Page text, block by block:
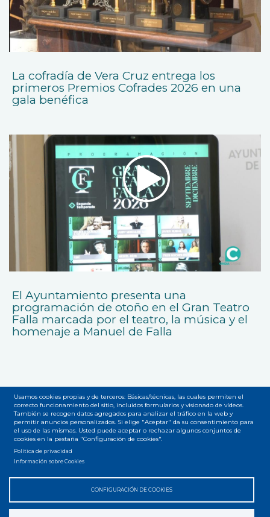
La cofradía de Vera Cruz entrega los
primeros Premios Cofrades 2026 en una
gala benéfica
El Ayuntamiento presenta una
programación de otoño en el Gran Teatro
Falla marcada por el teatro, la música y el
homenaje a Manuel de Falla
Menú
del
pie
Accesibilidad Privacidad Legal Cookies Mapa web
Usamos cookies propias y de terceros: Básicas/técnicas, las cuales permiten el
correcto funcionamiento del sitio, incluidos formularios y visionado de vídeos.
También se recogen datos agregados para analizar el tráfico en la web y
permitir anuncios personalizados. Si elige "Aceptar" da su consentimiento para
el uso de las mismas. Usted puede aceptar o rechazar algunos conjuntos de
cookies en la pestaña "Configuración de cookies".
Política de privacidad
Información sobre Cookies
CONFIGURACIÓN DE COOKIES